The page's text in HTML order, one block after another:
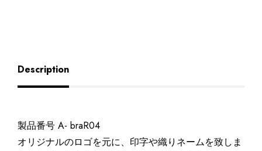
Description
製品番号 A- braR04
オリジナルのロゴを元に、印字や織りネームを致しま